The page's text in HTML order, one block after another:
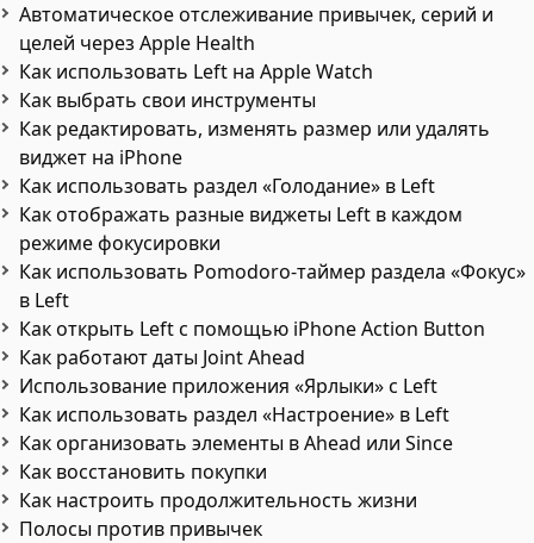
Автоматическое отслеживание привычек, серий и
целей через Apple Health
Как использовать Left на Apple Watch
Как выбрать свои инструменты
Как редактировать, изменять размер или удалять
виджет на iPhone
Как использовать раздел «Голодание» в Left
Как отображать разные виджеты Left в каждом
режиме фокусировки
Как использовать Pomodoro-таймер раздела «Фокус»
в Left
Как открыть Left с помощью iPhone Action Button
Как работают даты Joint Ahead
Использование приложения «Ярлыки» с Left
Как использовать раздел «Настроение» в Left
Как организовать элементы в Ahead или Since
Как восстановить покупки
Как настроить продолжительность жизни
Полосы против привычек